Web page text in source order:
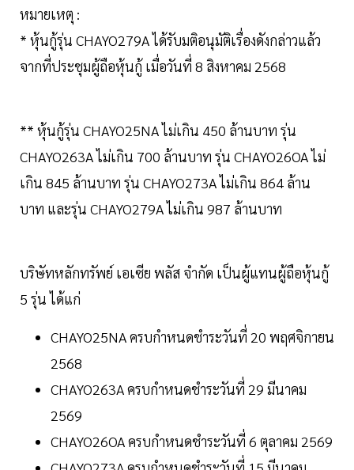
หมายเหตุ :
* หุ้นกู้รุ่น CHAYO279A ได้รับมติอนุมัติเรื่องดังกล่าวแล้ว
จากที่ประชุมผู้ถือหุ้นกู้ เมื่อวันที่ 8 สิงหาคม 2568
** หุ้นกู้รุ่น CHAYO25NA ไม่เกิน 450 ล้านบาท รุ่น
CHAYO263A ไม่เกิน 700 ล้านบาท รุ่น CHAYO26OA ไม่
เกิน 845 ล้านบาท รุ่น CHAYO273A ไม่เกิน 864 ล้าน
บาท และรุ่น CHAYO279A ไม่เกิน 987 ล้านบาท
บริษัทหลักทรัพย์ เอเซีย พลัส จำกัด เป็นผู้แทนผู้ถือหุ้นกู้
5 รุ่น ได้แก่
CHAYO25NA ครบกำหนดชำระวันที่ 20 พฤศจิกายน
2568
CHAYO263A ครบกำหนดชำระวันที่ 29 มีนาคม
2569
CHAYO26OA ครบกำหนดชำระวันที่ 6 ตุลาคม 2569